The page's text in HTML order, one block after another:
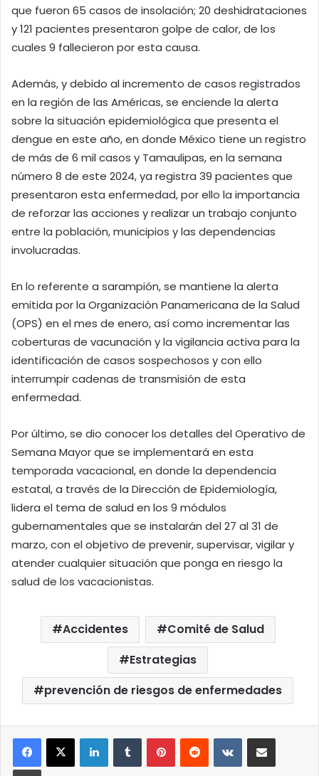
que fueron 65 casos de insolación; 20 deshidrataciones
y 121 pacientes presentaron golpe de calor, de los
cuales 9 fallecieron por esta causa.
Además, y debido al incremento de casos registrados
en la región de las Américas, se enciende la alerta
sobre la situación epidemiológica que presenta el
dengue en este año, en donde México tiene un registro
de más de 6 mil casos y Tamaulipas, en la semana
número 8 de este 2024, ya registra 39 pacientes que
presentaron esta enfermedad, por ello la importancia
de reforzar las acciones y realizar un trabajo conjunto
entre la población, municipios y las dependencias
involucradas.
En lo referente a sarampión, se mantiene la alerta
emitida por la Organización Panamericana de la Salud
(OPS) en el mes de enero, así como incrementar las
coberturas de vacunación y la vigilancia activa para la
identificación de casos sospechosos y con ello
interrumpir cadenas de transmisión de esta
enfermedad.
Por último, se dio conocer los detalles del Operativo de
Semana Mayor que se implementará en esta
temporada vacacional, en donde la dependencia
estatal, a través de la Dirección de Epidemiología,
lidera el tema de salud en los 9 módulos
gubernamentales que se instalarán del 27 al 31 de
marzo, con el objetivo de prevenir, supervisar, vigilar y
atender cualquier situación que ponga en riesgo la
salud de los vacacionistas.
Accidentes
Comité de Salud
Estrategias
prevención de riesgos de enfermedades
LinkedInTumblrPinterestReddit VKontakteCompartir por correo
Imprimir